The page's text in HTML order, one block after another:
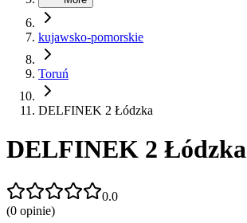
kujawsko-pomorskie
Toruń
DELFINEK 2 Łódzka
DELFINEK 2 Łódzka
0.0
(0 opinie)